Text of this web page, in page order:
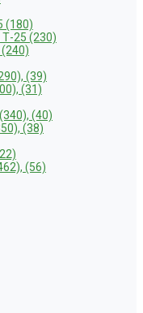
(180)
25 (230)
(39)
(31)
(40)
(38)
(56)